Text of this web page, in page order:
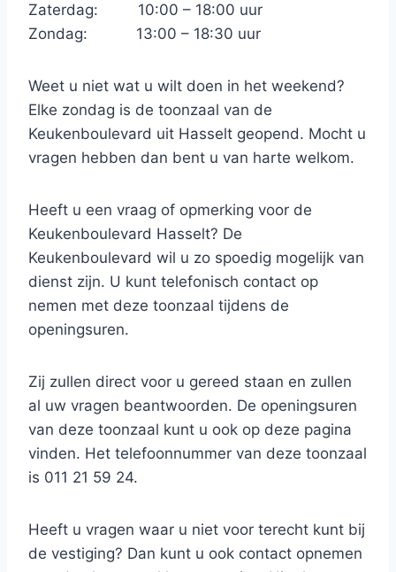
Zaterdag: 10:00 – 18:00 uur
Zondag: 13:00 – 18:30 uur
Weet u niet wat u wilt doen in het weekend?
Elke zondag is de toonzaal van de
Keukenboulevard uit Hasselt geopend. Mocht u
vragen hebben dan bent u van harte welkom.
Heeft u een vraag of opmerking voor de
Keukenboulevard Hasselt? De
Keukenboulevard wil u zo spoedig mogelijk van
dienst zijn. U kunt telefonisch contact op
nemen met deze toonzaal tijdens de
openingsuren.
Zij zullen direct voor u gereed staan en zullen
al uw vragen beantwoorden. De openingsuren
van deze toonzaal kunt u ook op deze pagina
vinden. Het telefoonnummer van deze toonzaal
is 011 21 59 24.
Heeft u vragen waar u niet voor terecht kunt bij
de vestiging? Dan kunt u ook contact opnemen